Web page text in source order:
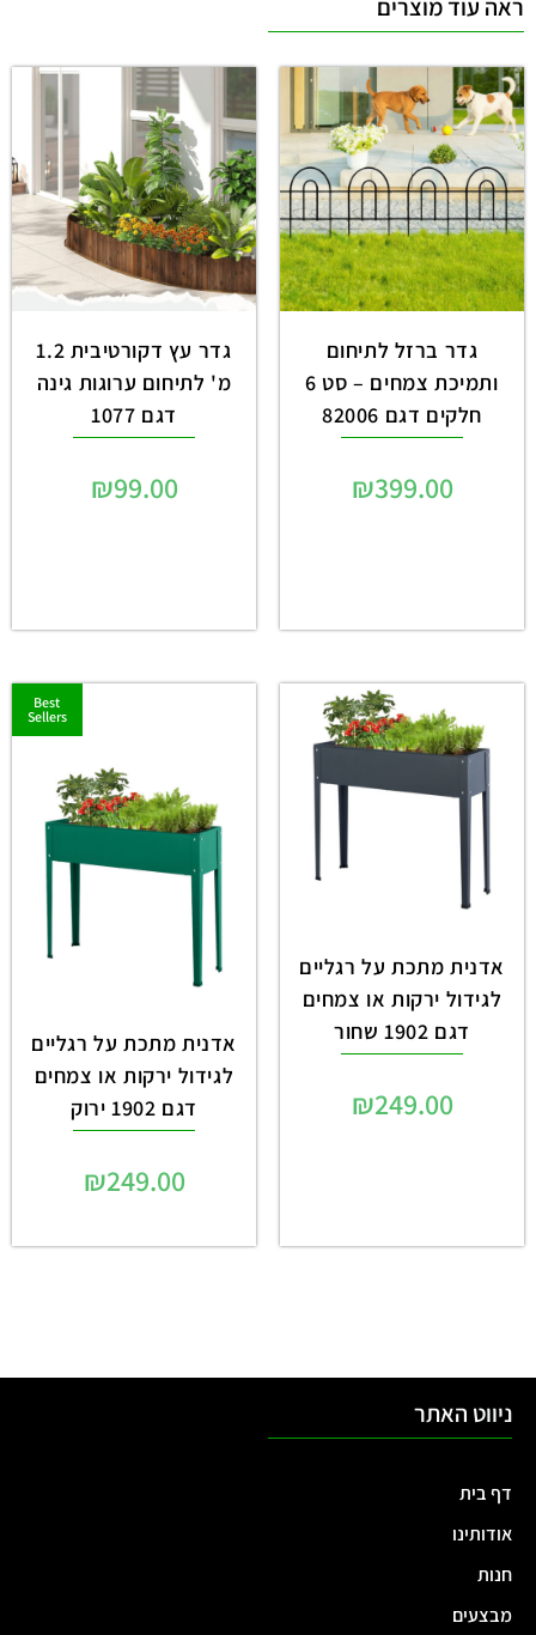
ראה עוד מוצרים
גדר ברזל לתיחום
ותמיכת צמחים – סט 6
חלקים דגם 82006
₪399.00
גדר עץ דקורטיבית 1.2
מ' לתיחום ערוגות גינה
דגם 1077
₪99.00
אדנית מתכת על רגליים
לגידול ירקות או צמחים
דגם 1902 שחור
₪249.00
Best
Sellers
אדנית מתכת על רגליים
לגידול ירקות או צמחים
דגם 1902 ירוק
₪249.00
ניווט האתר
דף בית
אודותינו
חנות
מבצעים